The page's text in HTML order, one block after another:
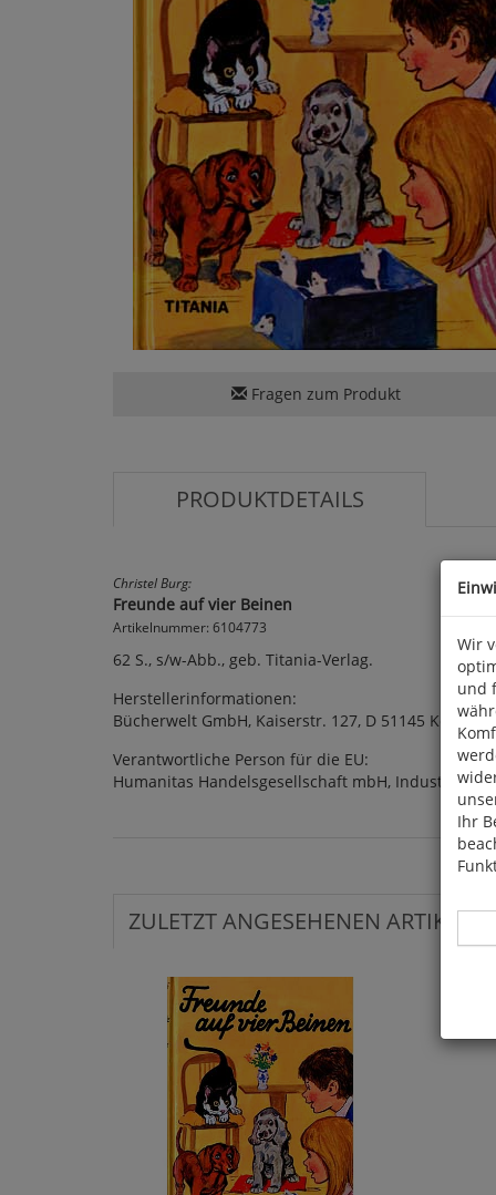
Fragen zum Produkt
PRODUKTDETAILS
Christel Burg:
Freunde auf vier Beinen
Artikelnummer: 6104773
62 S., s/w-Abb., geb. Titania-Verlag.
Herstellerinformationen:
Bücherwelt GmbH, Kaiserstr. 127, D 51145 Köln
Verantwortliche Person für die EU:
Humanitas Handelsgesellschaft mbH,
ZULETZT ANGESEHENEN ARTIKEL:
Wir
und
Ihr